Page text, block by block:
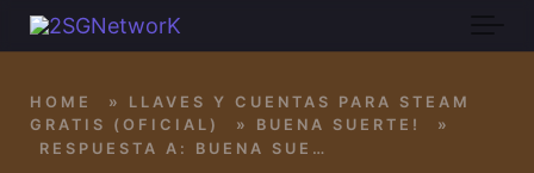
Skip to main content
HOME »
LLAVES Y CUENTAS PARA STEAM
GRATIS (OFICIAL)
» BUENA SUERTE!
»
RESPUESTA A: BUENA SUERTE!